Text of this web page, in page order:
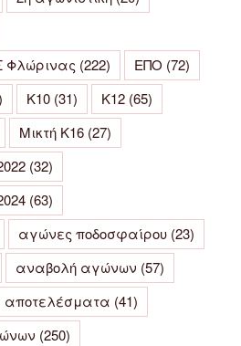
Φλώρινας (222) ΕΠΟ (72)
Κ10 (31) Κ12 (65)
Μικτή Κ16 (27)
(32)
(63)
αγώνες ποδοσφαίρου (23)
αναβολή αγώνων (57)
αποτελέσματα (41)
(250)